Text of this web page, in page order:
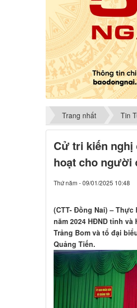
Trang nhất Tin
Cử tri kiến
hoạt cho người
Thứ năm - 09/01/2025 10:48
(CTT- Đồng Nai) –
năm 2024 HĐND tỉnh
Trảng Bom và tổ đại
Quảng Tiến.